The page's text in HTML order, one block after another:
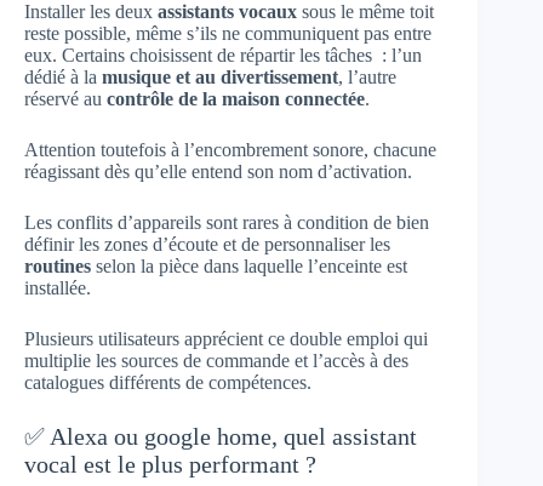
Installer les deux assistants vocaux sous le même toit
reste possible, même s’ils ne communiquent pas entre
eux. Certains choisissent de répartir les tâches : l’un
dédié à la musique et au divertissement, l’autre
réservé au contrôle de la maison connectée.
Attention toutefois à l’encombrement sonore, chacune
réagissant dès qu’elle entend son nom d’activation.
Les conflits d’appareils sont rares à condition de bien
définir les zones d’écoute et de personnaliser les
routines selon la pièce dans laquelle l’enceinte est
installée.
Plusieurs utilisateurs apprécient ce double emploi qui
multiplie les sources de commande et l’accès à des
catalogues différents de compétences.
✅ Alexa ou google home, quel assistant
vocal est le plus performant ?